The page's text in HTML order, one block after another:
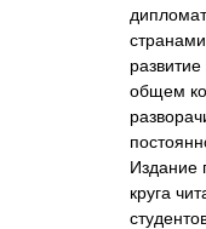
общем
Издание
круга